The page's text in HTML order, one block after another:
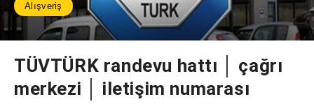
Alışveriş
TÜVTÜRK randevu hattı │ çağrı
merkezi │ iletişim numarası